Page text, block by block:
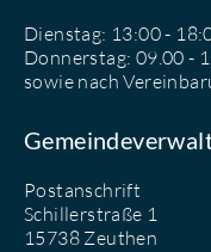
Dienstag: 13:00 -
Donnerstag: 09.00 -
sowie nach
Postanschrift
Schillerstraße 1
15738 Zeuthen